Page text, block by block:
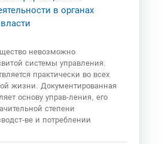
в органах
невозможно
системы управления.
практически во всех
жизни. Документированная
основу управ-ления, его
степени
ве и потреблении